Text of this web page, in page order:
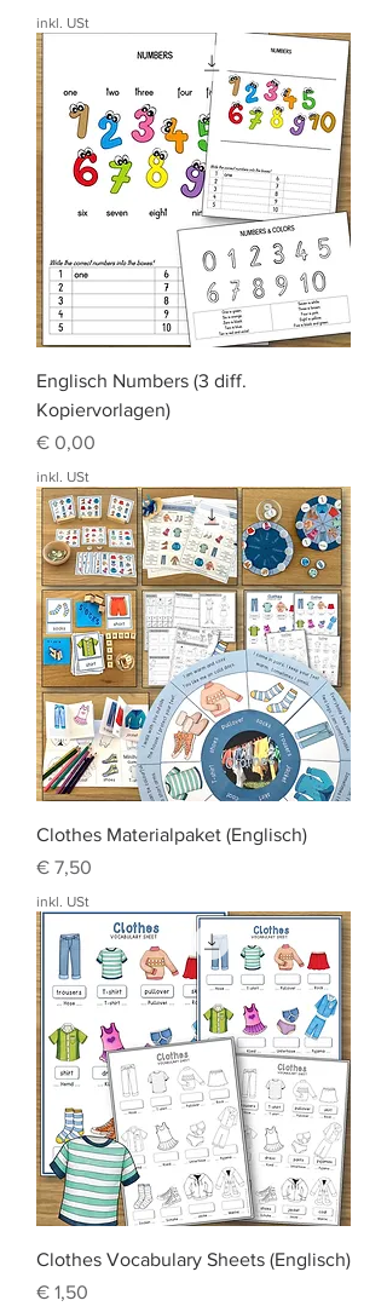
inkl. USt
Englisch Numbers (3 diff.
Kopiervorlagen)
Preis
€ 0,00
inkl. USt
Clothes Materialpaket (Englisch)
Preis
€ 7,50
inkl. USt
Clothes Vocabulary Sheets (Englisch)
Preis
€ 1,50